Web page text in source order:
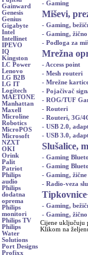
Gainward
Genesis
Genius
Gigabyte
Intel
Intellinet
IPEVO
IQ
Kingston
LC Power
Lenovo
LG B2B
LG IT
Logitech
MAETONE
Manhattan
Maxell
Microline
Robotics
MicroPOS
Microsoft
NZXT
OKI
Orink
Palit
Patriot
Philips
audio
Philips
dodatna
oprema
Philips
monitori
Philips TV
Philips
Water
Solutions
Port Designs
Profixx
- Gaming
Miševi,
- Gaming,
- Gaming, žično
- Podloga za
Mrežna
- Access point
- Mesh routeri
- Mrežne
- Pojačivač
- ROG/TUF
- Routeri
- Routeri, 3G/
- USB 2.0,
- USB 3.0,
Slušalice,
- Gaming
- Gaming
- Gaming,
- Radio-veza
Tipkovnice
- Gaming,
- Gaming, žično
Cijene uključuju
Klikom na